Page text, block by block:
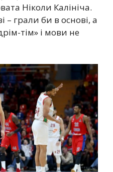
Ніколи Калініча.
– грали би в основі, а
тім» і мови не